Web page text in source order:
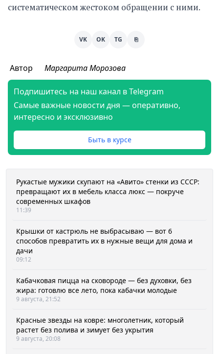
систематическом жестоком обращении с ними.
VK OK TG ⎘
Автор Маргарита Морозова
Подпишитесь на наш канал в Telegram
Самые важные новости дня — оперативно,
интересно и эксклюзивно
Быть в курсе
Рукастые мужики скупают на «Авито» стенки из СССР:
превращают их в мебель класса люкс — покруче
современных шкафов
11:39
Крышки от кастрюль не выбрасываю — вот 6
способов превратить их в нужные вещи для дома и
дачи
09:12
Кабачковая пицца на сковороде — без духовки, без
жира: готовлю все лето, пока кабачки молодые
9 августа, 21:52
Красные звезды на ковре: многолетник, который
растет без полива и зимует без укрытия
9 августа, 20:08